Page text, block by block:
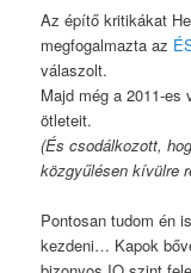
Az építő kritikákat
megfogalmazta az
válaszolt.
Majd még a 2011-
ötleteit.
(És csodálkozott,
közgyűlésen kívülre
Pontosan tudom én
kezdeni… Kapok